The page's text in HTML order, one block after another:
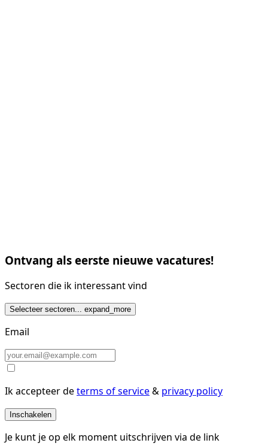
Ontvang als eerste nieuwe vacatures!
Sectoren die ik interessant vind
Selecteer sectoren... expand_more
Email
Ik accepteer determs of service& privacy policy
Inschakelen
Je kunt je op elk moment uitschrijven via de link